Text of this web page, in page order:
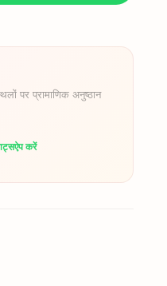
पर प्रामाणिक अनुष्ठान
करें